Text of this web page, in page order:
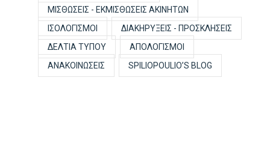
ΜΙΣΘΏΣΕΙΣ - ΕΚΜΙΣΘΏΣΕΙΣ ΑΚΙΝΉΤΩΝ
ΙΣΟΛΟΓΙΣΜΟΊ
ΔΙΑΚΗΡΎΞΕΙΣ - ΠΡΟΣΚΛΉΣΕΙΣ
ΔΕΛΤΊΑ ΤΎΠΟΥ
ΑΠΟΛΟΓΙΣΜΟΊ
ΑΝΑΚΟΙΝΏΣΕΙΣ
SPILIOPOULIO’S BLOG